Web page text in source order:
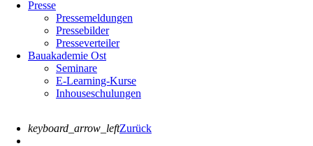
Presse
Pressemeldungen
Pressebilder
Presseverteiler
Bauakademie Ost
Seminare
E-Learning-Kurse
Inhouseschulungen
keyboard_arrow_leftZurück